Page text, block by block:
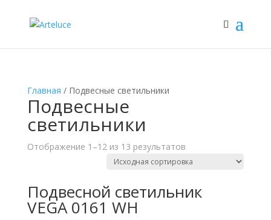
Главная / Подвесные светильники
Подвесные
светильники
Отображение 1–12 из 13 результатов
Подвесной светильник
VEGA 0161 WH